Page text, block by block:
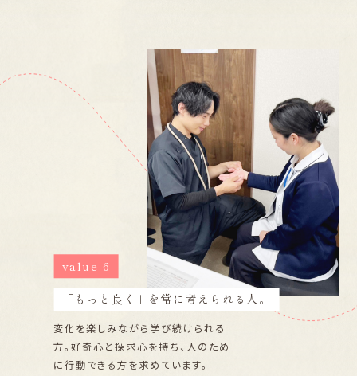
value 6
「もっと良く」を常に考えられる人。
変化を楽しみながら学び続けられる
方。好奇心と探求心を持ち、人のため
に行動できる方を求めています。